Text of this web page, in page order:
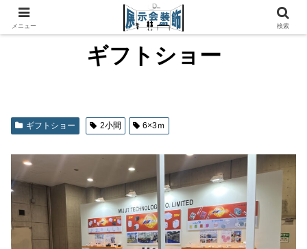
ギフトショー
ギフトショー 2小間 6×3ｍ
メニュー 検索